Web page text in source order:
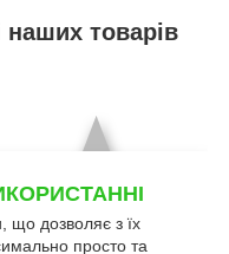
наших товарів
що дозволяє з їх
просто та